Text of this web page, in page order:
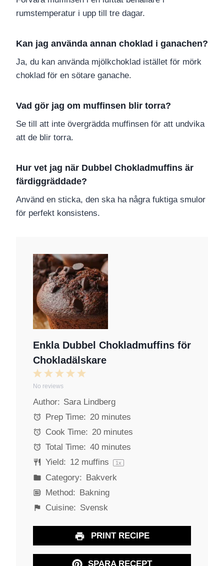
rumstemperatur i upp till tre dagar.
Kan jag använda annan choklad i ganachen?
Ja, du kan använda mjölkchoklad istället för mörk
choklad för en sötare ganache.
Vad gör jag om muffinsen blir torra?
Se till att inte övergrädda muffinsen för att undvika
att de blir torra.
Hur vet jag när Dubbel Chokladmuffins är
färdiggräddade?
Använd en sticka, den ska ha några fuktiga smulor
för perfekt konsistens.
Enkla Dubbel Chokladmuffins för
Chokladälskare
5
t
r
4
t
a
r
s
3
t
a
r
s
2
S
t
a
r
s
1
S
t
a
No reviews
Author: Sara Lindberg
Prep Time: 20 minutes
Cook Time: 20 minutes
Total Time: 40 minutes
Yield: 12muffins 1x
Category: Bakverk
Method: Bakning
Cuisine: Svensk
PRINT RECIPE
SPARA RECEPT